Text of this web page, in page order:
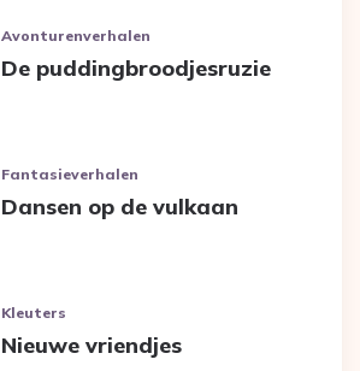
Avonturenverhalen
De puddingbroodjesruzie
Fantasieverhalen
Dansen op de vulkaan
Kleuters
Nieuwe vriendjes